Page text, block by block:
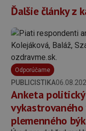
Ďalšie články z
Odporúčame
PUBLICISTIKA
Anketa
vykastrovaného
plemenného